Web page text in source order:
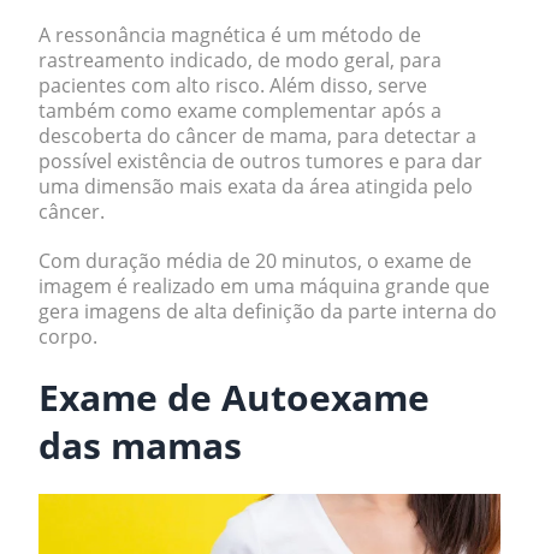
A ressonância magnética é um método de
rastreamento indicado, de modo geral, para
pacientes com alto risco. Além disso, serve
também como exame complementar após a
descoberta do câncer de mama, para detectar a
possível existência de outros tumores e para dar
uma dimensão mais exata da área atingida pelo
câncer.
Com duração média de 20 minutos, o exame de
imagem é realizado em uma máquina grande que
gera imagens de alta definição da parte interna do
corpo.
Exame de Autoexame
das mamas